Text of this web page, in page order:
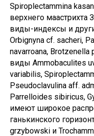
Spiroplectammina
верхнего
виды-индексы и
Orbignyna cf. sacheri,
navarroana,
виды Ammobaculites
variabilis,
Pseudoclavulina aff.
Parrelloides sibiricus,
имеют широкое
ганькинского
grzybowski и